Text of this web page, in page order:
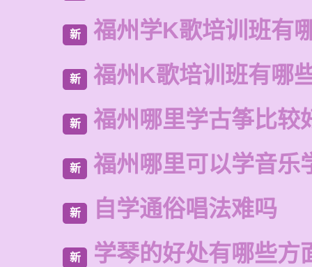
新 福州学K歌培训班有
新 福州K歌培训班有哪
新 福州哪里学古筝比较
新 福州哪里可以学音乐
新 自学通俗唱法难吗
新 学琴的好处有哪些方